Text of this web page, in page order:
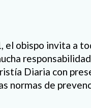
obispo invita a
Diaria con
normas de